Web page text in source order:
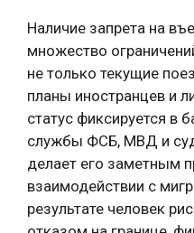
Наличие запрета на
множество
не только текущие
планы иностранцев и
статус фиксируется в
службы ФСБ, МВД и
делает его заметным
взаимодействии с
результате человек